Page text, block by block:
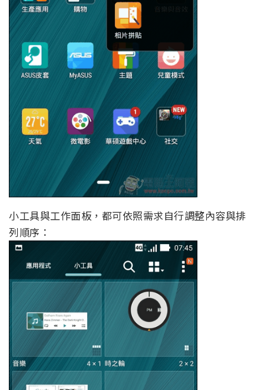
小工具與工作面板，都可依照需求自行調整內容與排
列順序：